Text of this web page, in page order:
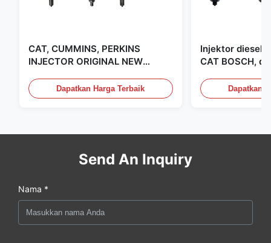
CAT, CUMMINS, PERKINS
INJECTOR ORIGINAL NEW
INJECTOR, MADE IN USA. kami
adalah CAT, CUMMINS, Pkerins
Dapatkan Harga Terbaik
Injektor diesel
CAT BOSCH,
Dapatkan
Send An Inquiry
Nama *